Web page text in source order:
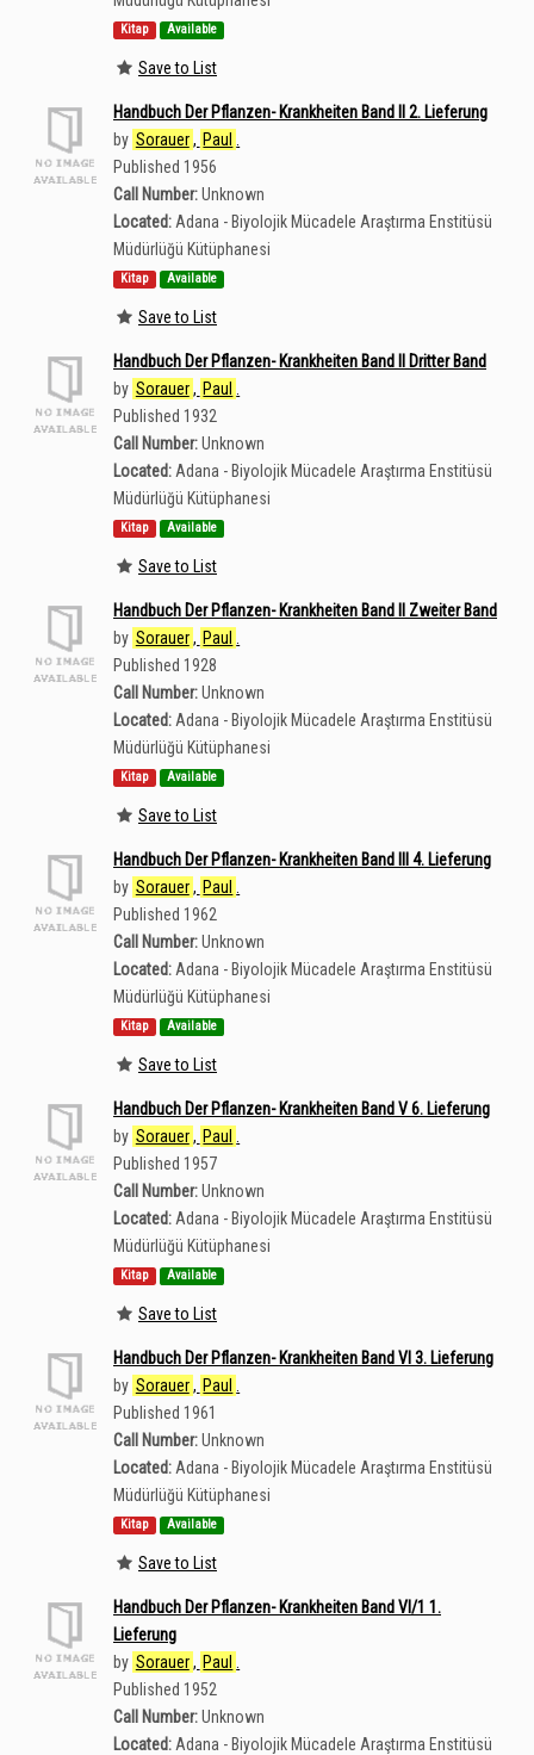
Kitap Available
Save to List
Handbuch Der Pflanzen- Krankheiten Band II 2. Lieferung
by Sorauer , Paul
Published 1956
Call Number:Unknown
Located: Adana - Biyolojik Mücadele Araştırma Enstitüsü
Müdürlüğü Kütüphanesi
Kitap Available
Save to List
Handbuch Der Pflanzen- Krankheiten Band II Dritter Band
by Sorauer , Paul
Published 1932
Call Number:Unknown
Located: Adana - Biyolojik Mücadele Araştırma Enstitüsü
Müdürlüğü Kütüphanesi
Kitap Available
Save to List
Handbuch Der Pflanzen- Krankheiten Band II Zweiter Band
by Sorauer , Paul
Published 1928
Call Number:Unknown
Located: Adana - Biyolojik Mücadele Araştırma Enstitüsü
Müdürlüğü Kütüphanesi
Kitap Available
Save to List
Handbuch Der Pflanzen- Krankheiten Band III 4. Lieferung
by Sorauer , Paul
Published 1962
Call Number:Unknown
Located: Adana - Biyolojik Mücadele Araştırma Enstitüsü
Müdürlüğü Kütüphanesi
Kitap Available
Save to List
Handbuch Der Pflanzen- Krankheiten Band V 6. Lieferung
by Sorauer , Paul
Published 1957
Call Number:Unknown
Located: Adana - Biyolojik Mücadele Araştırma Enstitüsü
Müdürlüğü Kütüphanesi
Kitap Available
Save to List
Handbuch Der Pflanzen- Krankheiten Band VI 3. Lieferung
by Sorauer , Paul
Published 1961
Call Number:Unknown
Located: Adana - Biyolojik Mücadele Araştırma Enstitüsü
Müdürlüğü Kütüphanesi
Kitap Available
Save to List
Handbuch Der Pflanzen- Krankheiten Band VI/1 1.
Lieferung
by Sorauer , Paul
Published 1952
Call Number:Unknown
Located: Adana - Biyolojik Mücadele Araştırma Enstitüsü